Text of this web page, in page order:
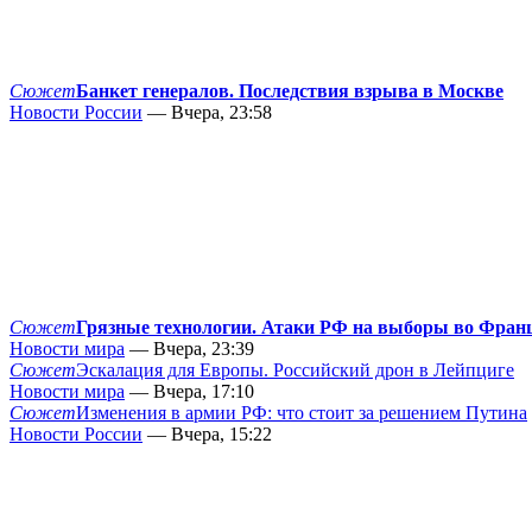
СюжетБанкет генералов. Последствия взрыва в Москве
Новости России — Вчера, 23:58
СюжетГрязные технологии. Атаки РФ на выборы во
Новости мира — Вчера, 23:39
СюжетЭскалация для Европы. Российский дрон в Лейпциге
Новости мира — Вчера, 17:10
СюжетИзменения в армии РФ: что стоит за решением Путина
Новости России — Вчера, 15:22